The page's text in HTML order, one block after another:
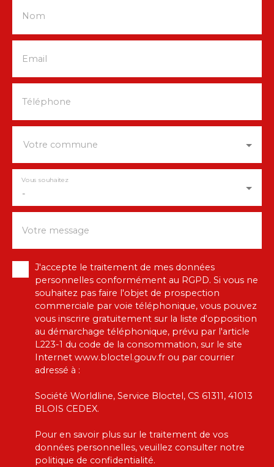
Nom
Email
Téléphone
Votre commune
-
Vous souhaitez
Votre message
J'accepte le traitement de mes données
personnelles conformément au RGPD. Si vous ne
souhaitez pas faire l'objet de prospection
commerciale par voie téléphonique, vous pouvez
vous inscrire gratuitement sur la liste d'opposition
au démarchage téléphonique, prévu par l'article
L223-1 du code de la consommation, sur le site
Internet www.bloctel.gouv.fr ou par courrier
adressé à :
Société Worldline, Service Bloctel, CS 61311, 41013
BLOIS CEDEX.
Pour en savoir plus sur le traitement de vos
données personnelles, veuillez consulter notre
politique de confidentialité.